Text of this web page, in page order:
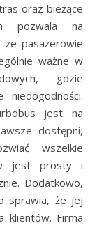
oraz bieżące
pozwala na
że pasażerowie
ważne w
gdzie
niedogodności.
jest na
dostępni,
wszelkie
jest prosty i
Dodatkowo,
sprawia, że jej
klientów. Firma